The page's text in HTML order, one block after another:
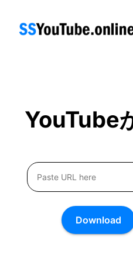
YouTube
Download